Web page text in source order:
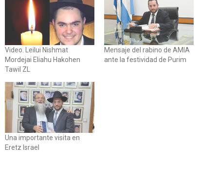
Video. Leilui Nishmat
Mordejai Eliahu Hakohen
Tawil ZL
Mensaje del rabino de AMIA
ante la festividad de Purim
Una importante visita en
Eretz Israel